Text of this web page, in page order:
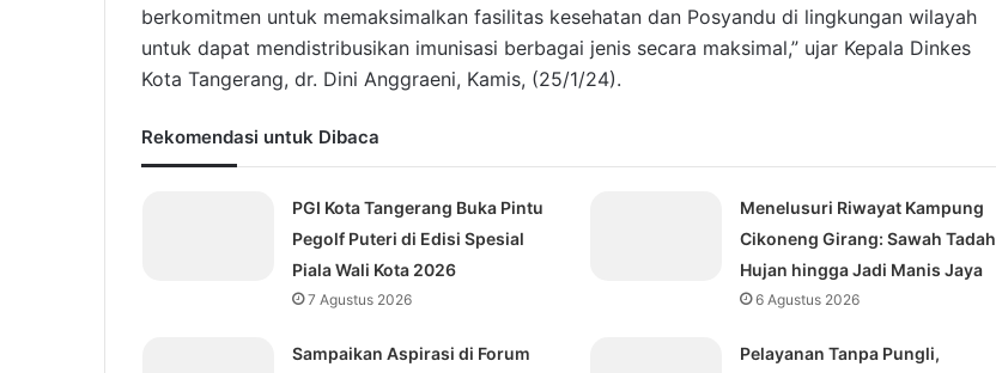
berkomitmen untuk memaksimalkan fasilitas kesehatan dan Posyandu di lingkungan wilayah
untuk dapat mendistribusikan imunisasi berbagai jenis secara maksimal,” ujar Kepala Dinkes
Kota Tangerang, dr. Dini Anggraeni, Kamis, (25/1/24).
Rekomendasi untuk Dibaca
PGI Kota Tangerang Buka Pintu
Pegolf Puteri di Edisi Spesial
Piala Wali Kota 2026
7 Agustus 2026
Menelusuri Riwayat Kampung
Cikoneng Girang: Sawah Tadah
Hujan hingga Jadi Manis Jaya
6 Agustus 2026
Sampaikan Aspirasi di Forum
Pelayanan Tanpa Pungli,